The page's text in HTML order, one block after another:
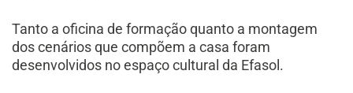
Tanto a oficina de formação quanto a montagem
dos cenários que compõem a casa foram
desenvolvidos no espaço cultural da Efasol.